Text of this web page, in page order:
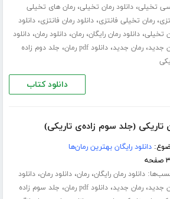
تخیلی،دانلود رمان تخیلی،رمان های تخیلی
،رمان تخیلی فانتزی،دانلود رمان فانتزی،دانلود
تخیلی،دانلود رمان رایگان،رمان،دانلود رمان،دانلود
جدید،رمان جدید،دانلود pdf رمان ، جلد دوم زاده
دانلود کتاب
تاریکی (جلد سوم زاده‌ی تاریکی)
دانلود رایگان بهترین رمان‌ها
دانلود رمان رایگان،رمان،دانلود رمان،دانلود
جدید،رمان جدید،دانلود pdf رمان ، جلد سوم زاده